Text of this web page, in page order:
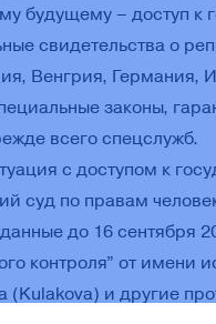
будущему – доступ к
свидетельства о
Венгрия, Германия,
законы,
всего спецслужб.
с доступом к
суд по правам
до 16 сентября
контроля” от имени
и другие